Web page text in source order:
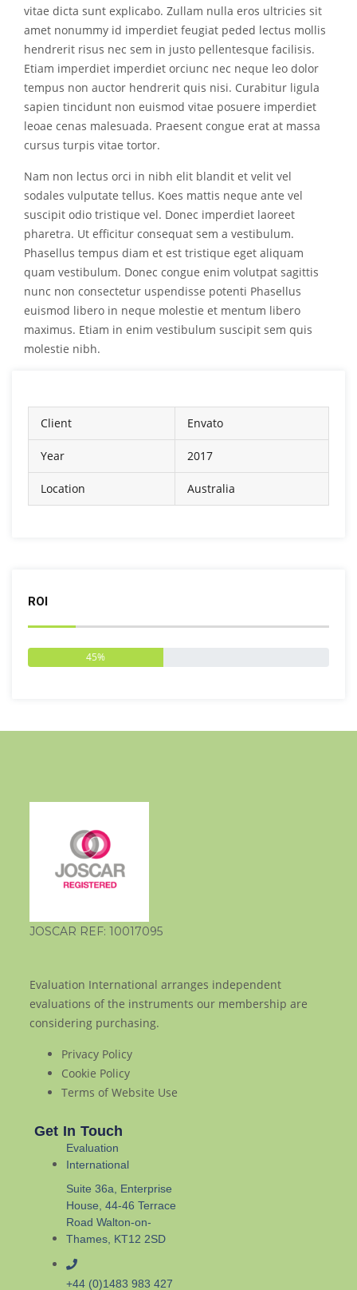
vitae dicta sunt explicabo. Zullam nulla eros ultricies sit
amet nonummy id imperdiet feugiat peded lectus mollis
hendrerit risus nec sem in justo pellentesque facilisis.
Etiam imperdiet imperdiet orciunc nec neque leo dolor
tempus non auctor hendrerit quis nisi. Curabitur ligula
sapien tincidunt non euismod vitae posuere imperdiet
leoae cenas malesuada. Praesent congue erat at massa
cursus turpis vitae tortor.
Nam non lectus orci in nibh elit blandit et velit vel
sodales vulputate tellus. Koes mattis neque ante vel
suscipit odio tristique vel. Donec imperdiet laoreet
pharetra. Ut efficitur consequat sem a vestibulum.
Phasellus tempus diam et est tristique eget aliquam
quam vestibulum. Donec congue enim volutpat sagittis
nunc non consectetur uspendisse potenti Phasellus
euismod libero in neque molestie et mentum libero
maximus. Etiam in enim vestibulum suscipit sem quis
molestie nibh.
Client Envato
Year 2017
Location Australia
ROI
45%
JOSCAR REF: 10017095
Evaluation International arranges independent
evaluations of the instruments our membership are
considering purchasing.
Privacy Policy
Cookie Policy
Terms of Website Use
Get In Touch
Evaluation
International
Suite 36a, Enterprise
House, 44-46 Terrace
Road Walton-on-
Thames, KT12 2SD
+44 (0)1483 983 427